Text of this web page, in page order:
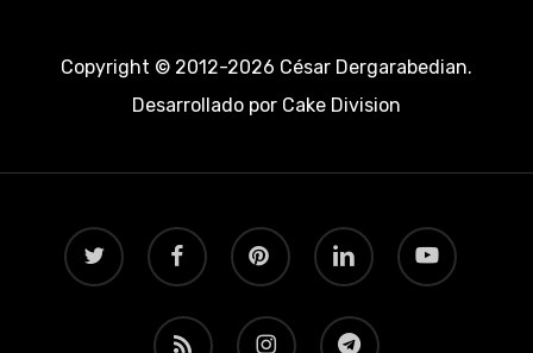
Copyright © 2012-2026 César Dergarabedian.
Desarrollado porCake Division
twitter facebook pinterest linkedin youtube
RSS instagram telegram